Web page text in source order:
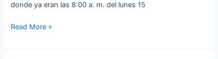
donde ya eran las 8:00 a. m. del lunes 15
Read More »